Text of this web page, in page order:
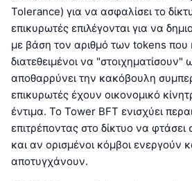
Tolerance) για να ασφαλίσει το
επικυρωτές επιλέγονται για να
με βάση τον αριθμό των tokens που
διατεθειμένοι να
αποθαρρύνει την κακόβουλη
επικυρωτές έχουν οικονομικό
έντιμα. Το Tower BFT ενισχύει
επιτρέποντας στο δίκτυο να
και αν ορισμένοι κόμβοι ενεργούν
αποτυγχάνουν.